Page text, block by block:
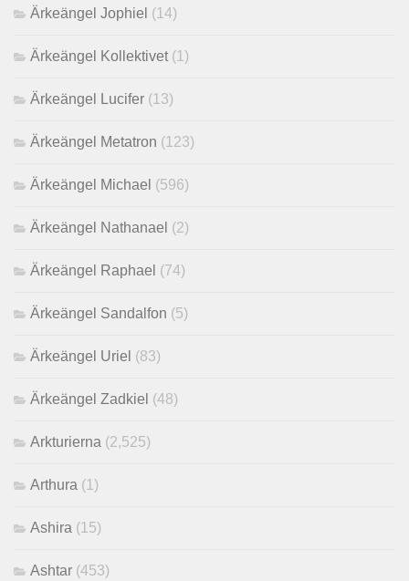
Ärkeängel Jophiel (14)
Ärkeängel Kollektivet(1)
Ärkeängel Lucifer (13)
Ärkeängel Metatron (123)
Ärkeängel Michael (596)
Ärkeängel Nathanael (2)
Ärkeängel Raphael (74)
Ärkeängel Sandalfon (5)
Ärkeängel Uriel (83)
Ärkeängel Zadkiel (48)
Arkturierna (2,525)
Arthura (1)
Ashira (15)
Ashtar (453)